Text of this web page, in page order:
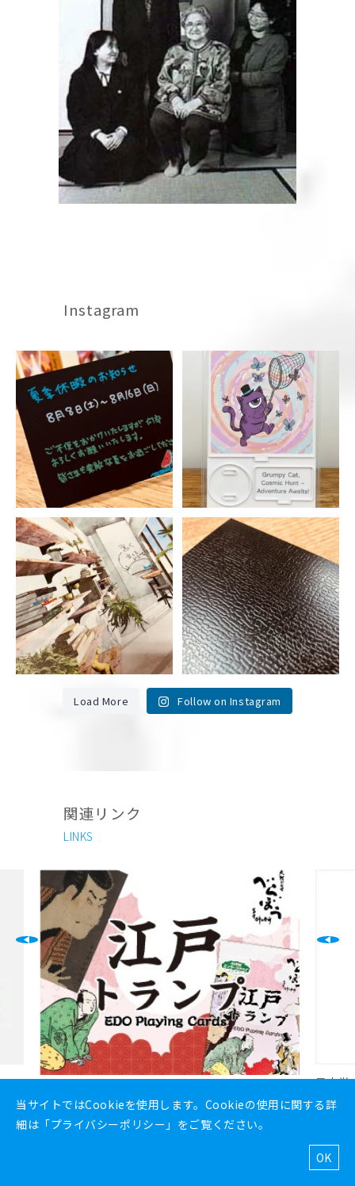
Instagram
Load More Follow on Instagram
関連リンク
LINKS
昇文堂オリジナル
カードゲーム【SAi】
1セッ
トラン
OK
当サイトではCookieを使用します。Cookieの使用に関する詳
細は「プライバシーポリシー 」をご覧ください。